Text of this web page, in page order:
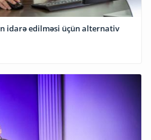
idarə edilməsi üçün alternativ